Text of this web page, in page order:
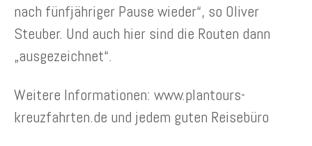
nach fünfjähriger Pause wieder“, so Oliver
Steuber. Und auch hier sind die Routen dann
„ausgezeichnet“.
Weitere Informationen: www.plantours-
kreuzfahrten.de und jedem guten Reisebüro